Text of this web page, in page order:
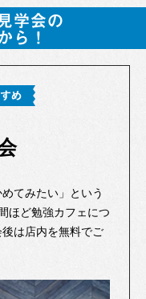
てみたい」という
ほど勉強カフェにつ
は店内を無料でご